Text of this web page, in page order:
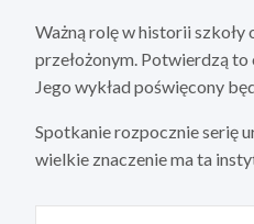
Ważną rolę w historii
przełożonym. Potwierdzą
Jego wykład poświęcony
Spotkanie rozpocznie serię
wielkie znaczenie ma ta